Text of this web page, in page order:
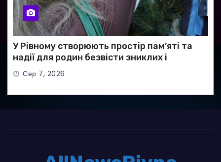
У Рівному створюють простір пам’яті та
надії для родин безвісти зниклих і
полонених військових
Сер 7, 2026